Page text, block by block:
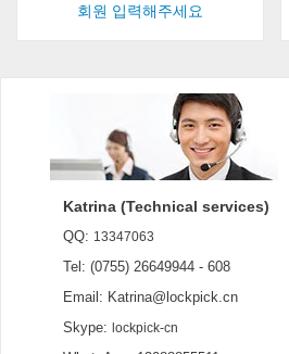
회원 입력해주세요
Katrina (Technical services)
QQ: 13347063
Tel: (0755) 26649944 - 608
Email: Katrina@lockpick.cn
Skype: lockpick-cn